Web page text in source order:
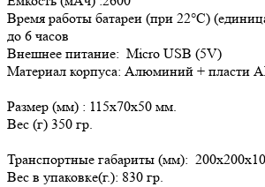
Время работы батареи (при 22°C)
до 6 часов
Внешнее питание: Micro USB (5V)
Материал корпуса: Алюминий + пласти
Размер (мм) : 115х70х50 мм.
Вес (г) 350 гр.
Транспортные габариты (мм):
Вес в упаковке(г.): 830 гр.